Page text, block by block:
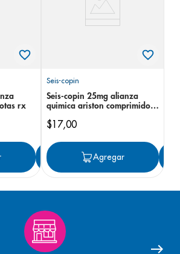
rx
Agregar
Seis-copin
Seis-copin 25mg alianza
quimica ariston comprimidos
$17,00
Agregar